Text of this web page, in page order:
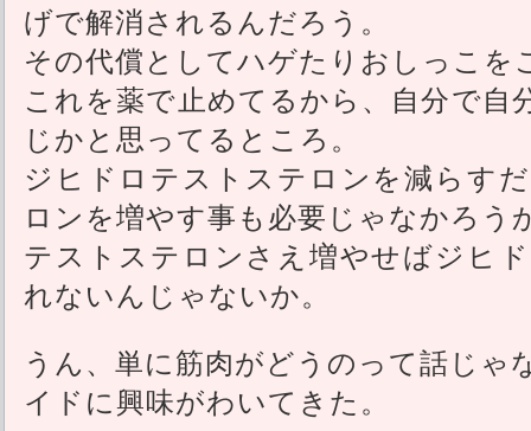
げで解消されるんだろう。
その代償としてハゲたりおしっこを
これを薬で止めてるから、自分で自
じかと思ってるところ。
ジヒドロテストステロンを減らす
ロンを増やす事も必要じゃなかろう
テストステロンさえ増やせばジヒ
れないんじゃないか。
うん、単に筋肉がどうのって話じゃ
イドに興味がわいてきた。